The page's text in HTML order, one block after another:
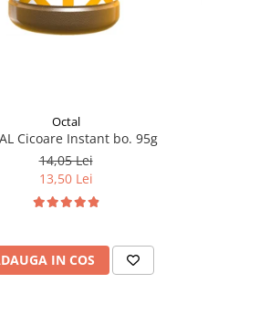
Octal
Cicoare Instant bo. 95g
14,05 Lei
13,50 Lei
IN COS